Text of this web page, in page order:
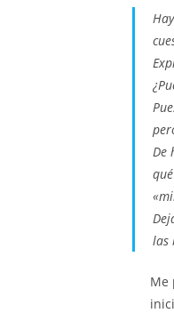
De
las
Me